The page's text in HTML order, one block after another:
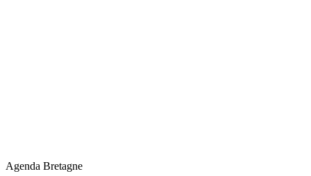
Agenda Bretagne